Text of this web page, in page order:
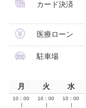
カード決済
医療ローン
駐車場
月 火 水
10：00
10：00
10：00